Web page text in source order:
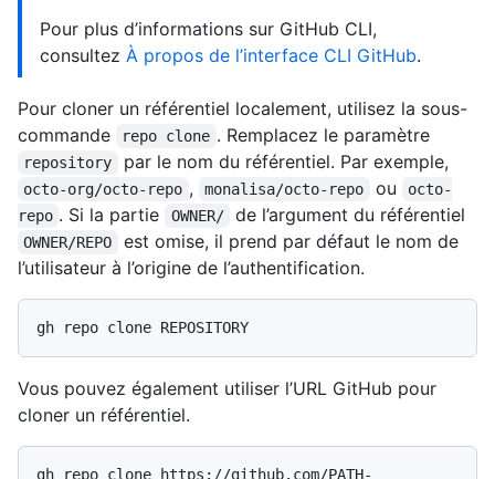
Pour plus d’informations sur GitHub CLI,
consultez À propos de l’interface CLI GitHub.
Pour cloner un référentiel localement, utilisez la sous-
commande
repo clone . Remplacez le paramètre
repository par le nom du référentiel. Par exemple,
octo-org/octo-repo , monalisa/octo-repo ou
octo-
repo . Si la partie OWNER/ de l’argument du référentiel
OWNER/REPO
est omise, il prend par défaut le nom de
l’utilisateur à l’origine de l’authentification.
Vous pouvez également utiliser l’URL GitHub pour
cloner un référentiel.
gh repo clone https://github.com/PATH-